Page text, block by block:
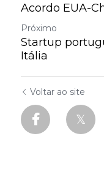
Acordo EUA-
Próximo
Startup
Itália
Voltar ao site